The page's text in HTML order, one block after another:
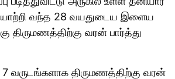
வந்த 28 வயதுடைய இளைய
திருமணத்திற்கு வரன் பார்த்து
வருடங்களாக திருமணத்திற்கு வரன்